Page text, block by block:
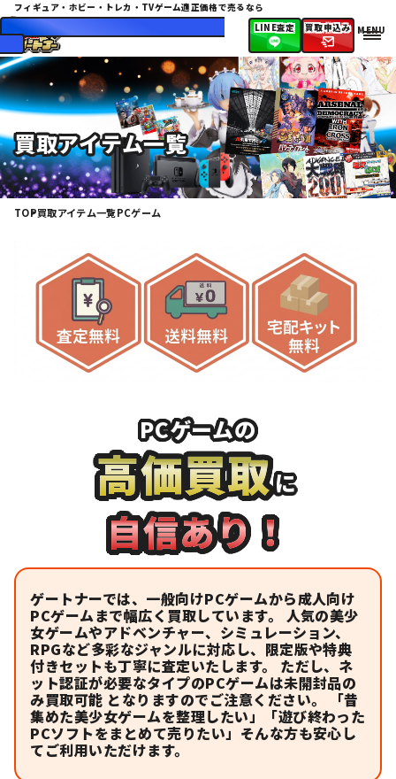
フィギュア・ホビー・トレカ・TVゲーム適正価格で売るなら
072-943-2474 LINE査定 買取申込み
買取アイテム一覧
TOP買取アイテム一覧PCゲーム
PCゲームの
高価買取に
自信あり！
ゲートナーでは、一般向けPCゲームから成人向け
PCゲームまで幅広く買取しています。 人気の美少
女ゲームやアドベンチャー、シミュレーション、
RPGなど多彩なジャンルに対応し、限定版や特典
付きセットも丁寧に査定いたします。 ただし、ネ
ット認証が必要なタイプのPCゲームは未開封品の
み買取可能 となりますのでご注意ください。 「昔
集めた美少女ゲームを整理したい」「遊び終わった
PCソフトをまとめて売りたい」そんな方も安心し
てご利用いただけます。